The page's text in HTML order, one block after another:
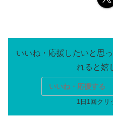
いいね・応援する